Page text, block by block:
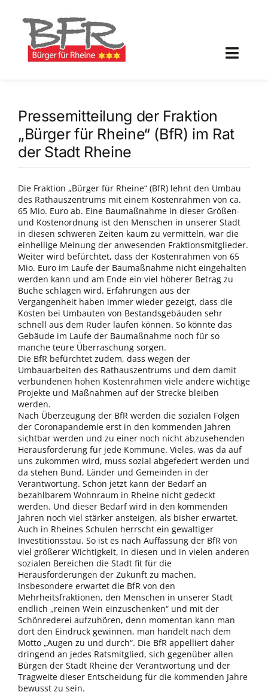
Inhalt
springen
Programm
Partnerprojekte
Galerie
Mitglied werden!
Pressemitteilung der Fraktion
„Bürger für Rheine“ (BfR) im Rat
der Stadt Rheine
Die Fraktion „Bürger für Rheine“ (BfR) lehnt den Umbau
des Rathauszentrums mit einem Kostenrahmen von ca.
65 Mio. Euro ab. Eine Baumaßnahme in dieser Größen-
und Kostenordnung ist den Menschen in unserer Stadt
in diesen schweren Zeiten kaum zu vermitteln, war die
einhellige Meinung der anwesenden Fraktionsmitglieder.
Weiter wird befürchtet, dass der Kostenrahmen von 65
Mio. Euro im Laufe der Baumaßnahme nicht eingehalten
werden kann und am Ende ein viel höherer Betrag zu
Buche schlagen wird. Erfahrungen aus der
Vergangenheit haben immer wieder gezeigt, dass die
Kosten bei Umbauten von Bestandsgebäuden sehr
schnell aus dem Ruder laufen können. So könnte das
Gebäude im Laufe der Baumaßnahme noch für so
manche teure Überraschung sorgen.
Die BfR befürchtet zudem, dass wegen der
Umbauarbeiten des Rathauszentrums und dem damit
verbundenen hohen Kostenrahmen viele andere wichtige
Projekte und Maßnahmen auf der Strecke bleiben
werden.
Nach Überzeugung der BfR werden die sozialen Folgen
der Coronapandemie erst in den kommenden Jahren
sichtbar werden und zu einer noch nicht abzusehenden
Herausforderung für jede Kommune. Vieles, was da auf
uns zukommen wird, muss sozial abgefedert werden und
da stehen Bund, Länder und Gemeinden in der
Verantwortung. Schon jetzt kann der Bedarf an
bezahlbarem Wohnraum in Rheine nicht gedeckt
werden. Und dieser Bedarf wird in den kommenden
Jahren noch viel stärker ansteigen, als bisher erwartet.
Auch in Rheines Schulen herrscht ein gewaltiger
Investitionsstau. So ist es nach Auffassung der BfR von
viel größerer Wichtigkeit, in diesen und in vielen anderen
sozialen Bereichen die Stadt fit für die
Herausforderungen der Zukunft zu machen.
Insbesondere erwartet die BfR von den
Mehrheitsfraktionen, den Menschen in unserer Stadt
endlich „reinen Wein einzuschenken“ und mit der
Schönrederei aufzuhören, denn momentan kann man
dort den Eindruck gewinnen, man handelt nach dem
Motto „Augen zu und durch“. Die BfR appelliert daher
dringend an jedes Ratsmitglied, sich gegenüber allen
Bürgen der Stadt Rheine der Verantwortung und der
Tragweite dieser Entscheidung für die kommenden Jahre
bewusst zu sein.